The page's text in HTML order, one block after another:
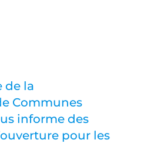
de la
Communes
informe des
pour les